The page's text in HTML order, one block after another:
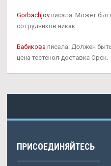
Gorbachjov писала: Может
сотрудников никак.
Бабикова писала: Должен
цена тестенол доставка Орск.
ПРИСОЕДИНЯЙТЕСЬ